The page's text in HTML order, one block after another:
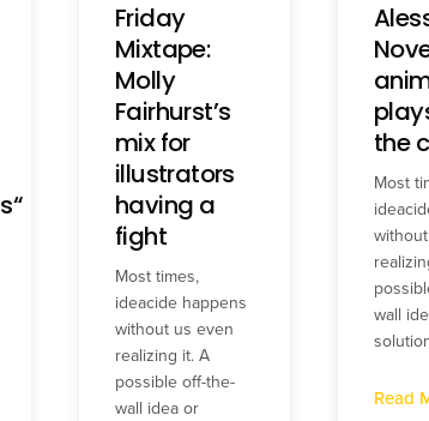
Friday
Mixtape:
Molly
Fairhurst’s
mix for
illustrators
having a
fight
Most times,
ideacide happens
without us even
realizing it. A
possible off-the-
wall idea or
the
Most
wall
Read